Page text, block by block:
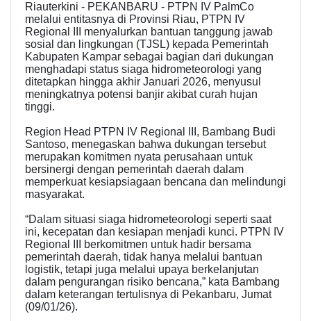
Riauterkini - PEKANBARU - PTPN IV PalmCo
melalui entitasnya di Provinsi Riau, PTPN IV
Regional III menyalurkan bantuan tanggung jawab
sosial dan lingkungan (TJSL) kepada Pemerintah
Kabupaten Kampar sebagai bagian dari dukungan
menghadapi status siaga hidrometeorologi yang
ditetapkan hingga akhir Januari 2026, menyusul
meningkatnya potensi banjir akibat curah hujan
tinggi.
Region Head PTPN IV Regional III, Bambang Budi
Santoso, menegaskan bahwa dukungan tersebut
merupakan komitmen nyata perusahaan untuk
bersinergi dengan pemerintah daerah dalam
memperkuat kesiapsiagaan bencana dan melindungi
masyarakat.
“Dalam situasi siaga hidrometeorologi seperti saat
ini, kecepatan dan kesiapan menjadi kunci. PTPN IV
Regional III berkomitmen untuk hadir bersama
pemerintah daerah, tidak hanya melalui bantuan
logistik, tetapi juga melalui upaya berkelanjutan
dalam pengurangan risiko bencana,” kata Bambang
dalam keterangan tertulisnya di Pekanbaru, Jumat
(09/01/26).